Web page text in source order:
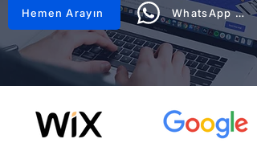
Hemen Arayın WhatsApp Hattı